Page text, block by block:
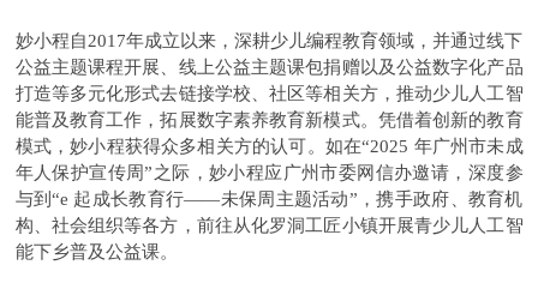
妙小程自2017年成立以来，深耕少儿编程教育领域，并通过线下
公益主题课程开展、线上公益主题课包捐赠以及公益数字化产品
打造等多元化形式去链接学校、社区等相关方，推动少儿人工智
能普及教育工作，拓展数字素养教育新模式。凭借着创新的教育
模式，妙小程获得众多相关方的认可。如在“2025 年广州市未成
年人保护宣传周”之际，妙小程应广州市委网信办邀请，深度参
与到“e 起成长教育行——未保周主题活动”，携手政府、教育机
构、社会组织等各方，前往从化罗洞工匠小镇开展青少儿人工智
能下乡普及公益课。